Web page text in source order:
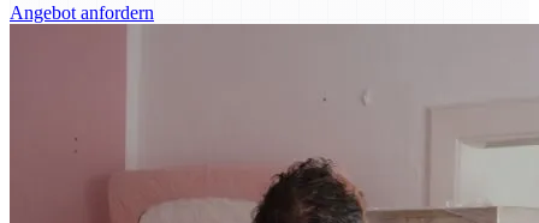
Angebot anfordern